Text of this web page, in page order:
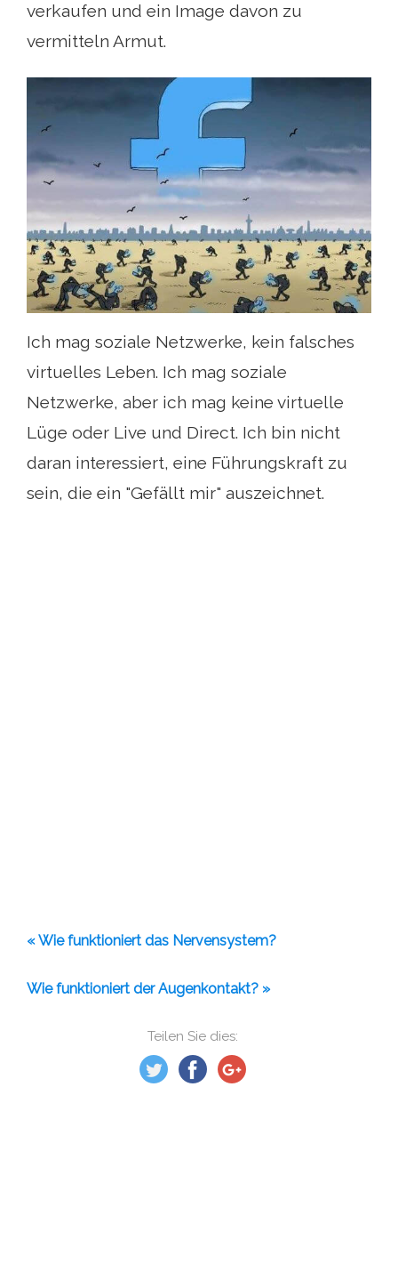
Teilen Sie dies:
verkaufen und ein Image davon zu
vermitteln Armut.
Ich mag soziale Netzwerke, kein falsches
virtuelles Leben. Ich mag soziale
Netzwerke, aber ich mag keine virtuelle
Lüge oder Live und Direct. Ich bin nicht
daran interessiert, eine Führungskraft zu
sein, die ein "Gefällt mir" auszeichnet.
« Wie funktioniert das Nervensystem?
Wie funktioniert der Augenkontakt? »